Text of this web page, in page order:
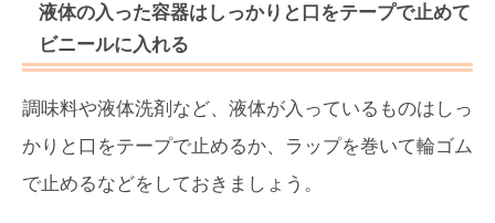
液体の入った容器はしっかりと口をテープで止めて
ビニールに入れる
調味料や液体洗剤など、液体が入っているものはしっ
かりと口をテープで止めるか、ラップを巻いて輪ゴム
で止めるなどをしておきましょう。